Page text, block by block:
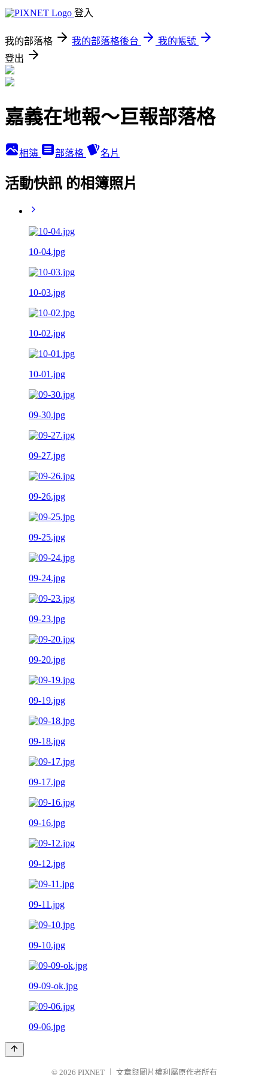
登入
我的部落格 我的部落格後台
我的帳號
登出
嘉義在地報～巨報部落格
相簿 部落格 名片
活動快訊 的相簿照片
10-04.jpg
10-03.jpg
10-02.jpg
10-01.jpg
09-30.jpg
09-27.jpg
09-26.jpg
09-25.jpg
09-24.jpg
09-23.jpg
09-20.jpg
09-19.jpg
09-18.jpg
09-17.jpg
09-16.jpg
09-12.jpg
09-11.jpg
09-10.jpg
09-09-ok.jpg
09-06.jpg
© 2026 PIXNET 文章與圖片權利屬原作者所有